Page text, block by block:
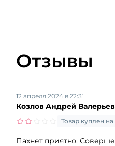
Отзывы
Козлов Андрей
12 апреля 2024 в 22:31
Товар куплен
Пахнет приятно.